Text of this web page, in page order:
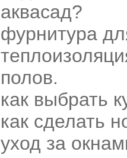
аквасад?
фурнитура
полов.
как выбрать
как сделать
уход за